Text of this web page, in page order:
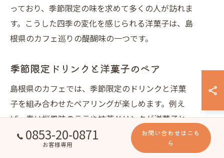
っており、季節限定の味を求めて多くの人が訪れま
す。こうした四季の変化を感じられる洋菓子は、島
根県のカフェ巡りの醍醐味の一つです。
季節限定ドリンクと洋菓子のペア
島根県のカフェでは、季節限定のドリンクと洋菓
子を組み合わせたペアリングが楽しめます。例え
ば、春は桜風味のラテや抹茶ドリンクが洋菓子と
相性が良く、夏は冷たいフルーツティーや自家製レ
モネードが爽やかな洋菓子とよく合います。こうし
0853-20-0871
お客様専用
お問い合わせはこち
ら